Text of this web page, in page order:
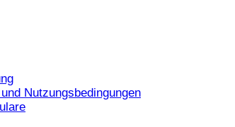
Nutzungsbedingungen